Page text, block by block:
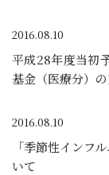
2016.08.10
平成28年度当初
基金（医療分）
2016.08.10
「季節性インフ
いて